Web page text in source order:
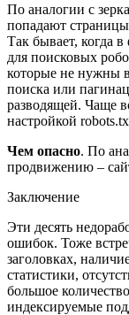
По аналогии с
попадают
Так бывает, когда
для поисковых
которые не нужны
поиска или
разводящей. Чаще
настройкой
Чем опасно. По
продвижению –
Заключение
Эти десять
ошибок. Тоже
заголовках,
статистики,
большое
индексируемые